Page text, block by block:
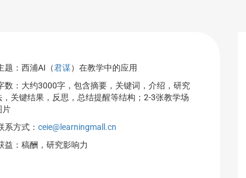
题：西浦AI（君谋）在教学中的应用
数：大约3000字，包含摘要，关键词，介绍，研究
，关键结果，反思，总结提醒等结构；2-3张教学场
片
系方式： ceie@learningmall.cn
益：稿酬，研究影响力